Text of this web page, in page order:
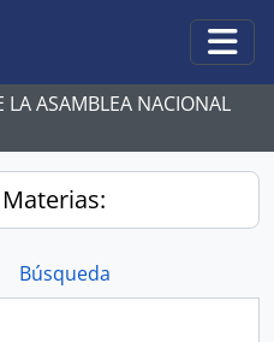
ASAMBLEA NACIONAL
Búsqueda